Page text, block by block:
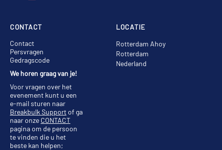
LOCATIE
Rotterdam Ahoy
Rotterdam
Nederland
CONTACT
Contact
Persvragen
Gedragscode
We horen graag van je!
Voor vragen over het
evenement kunt u een
e-mail sturen naar
Breakbulk Supportof ga
naar onze CONTACT
pagina om de persoon
te vinden die u het
beste kan helpen;